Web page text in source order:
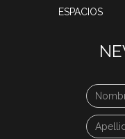
ESPACIOS